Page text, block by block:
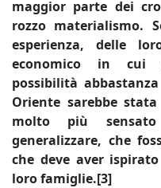
maggior parte dei
rozzo materialismo.
esperienza, delle
economico in cui
possibilità
Oriente sarebbe
molto più
generalizzare, che
che deve aver
loro famiglie.[3]